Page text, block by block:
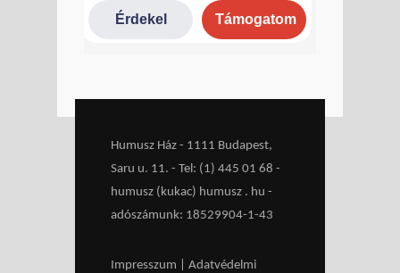
Humusz Ház - 1111 Budapest,
Saru u. 11. - Tel: (1) 445 01 68 -
humusz (kukac) humusz . hu -
adószámunk: 18529904-1-43
Impresszum
Adatvédelmi